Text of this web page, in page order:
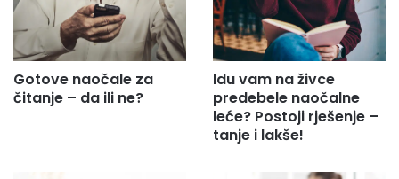
.
.
.
Gotove naočale za
čitanje – da ili ne?
Idu vam na živce
predebele naočalne
leće? Postoji rješenje –
tanje i lakše!